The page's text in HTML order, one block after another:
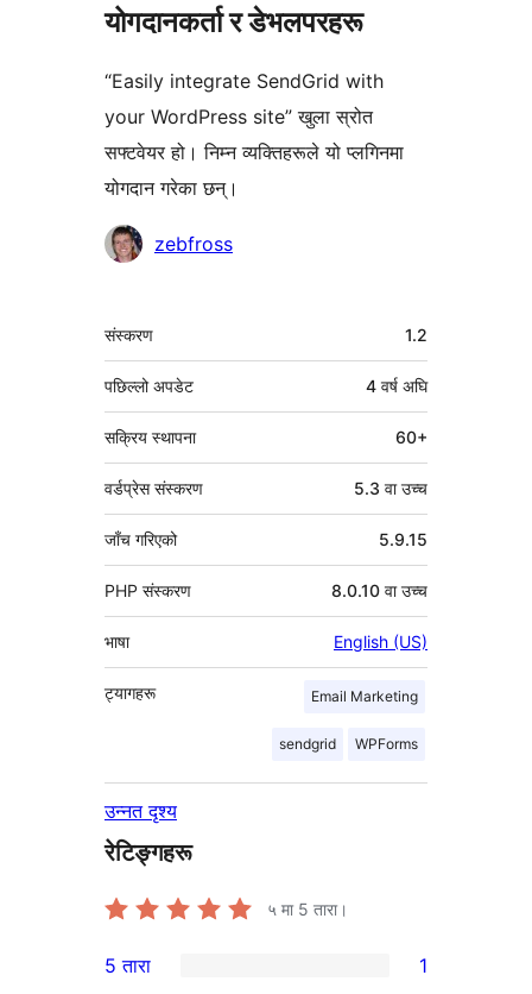
योगदानकर्ता र डेभलपरहरू
“Easily integrate SendGrid with
your WordPress site” खुला स्रोत
सफ्टवेयर हो। निम्न व्यक्तिहरूले यो प्लगिनमा
योगदान गरेका छन्।
योगदानकर्ताहरू
zebfross
मेटा
संस्करण 1.2
पछिल्लो अपडेट 4 वर्ष अघि
सक्रिय स्थापना 60+
वर्डप्रेस संस्करण 5.3 वा उच्च
जाँच गरिएको 5.9.15
PHP संस्करण 8.0.10 वा उच्च
भाषा English (US)
ट्यागहरू Email Marketing
sendgrid WPForms
उन्नत दृश्य
रेटिङ्गहरू
५ मा 5 तारा।
1
5 तारा 1